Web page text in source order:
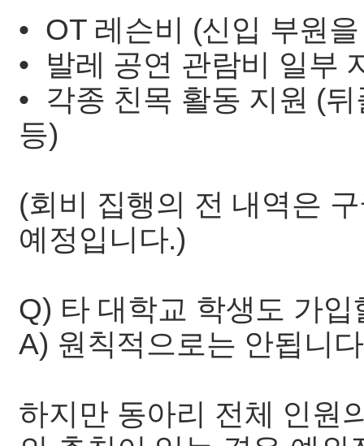
• OT 레슨비 (신입 부원
• 발레 공연 관람비 일부
• 각종 친목 활동 지원 (
등)
(회비 집행의 전 내역은
예정입니다.)
Q) 타 대학교 학생도 가입
A) 원칙적으로는 안됩니
하지만 동아리 전체 인원